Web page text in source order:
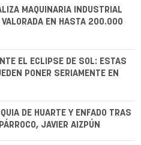
MAQUINARIA INDUSTRIAL
VALORADA EN HASTA 200.000
EL ECLIPSE DE SOL: ESTAS
PONER SERIAMENTE EN
DE HUARTE Y ENFADO TRAS
JAVIER AIZPÚN